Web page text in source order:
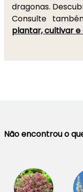
dragonas.
Consulte
plantar, cultivar e
Não encontrou o